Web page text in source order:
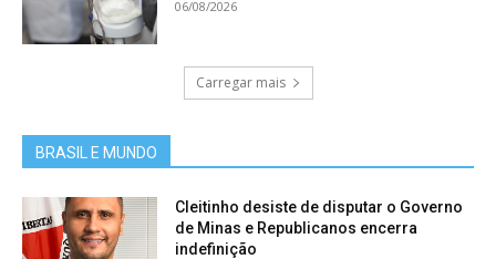
06/08/2026
Carregar mais
BRASIL E MUNDO
Cleitinho desiste de disputar o Governo
de Minas e Republicanos encerra
indefinição